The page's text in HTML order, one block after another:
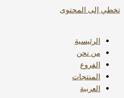
تخطي إلى المحتوى
الرئيسية
من نحن
الفروع
المنتجات
العربية